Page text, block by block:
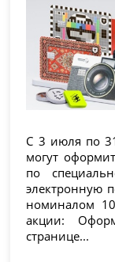
С 3 июля по
могут
по
электронную
номиналом
акции:
странице...